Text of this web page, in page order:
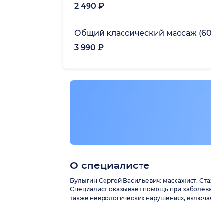
2 490 ₽
Общий классический массаж
3 990 ₽
О специалисте
Булыгин Сергей Васильевич: массажист.
Специалист оказывает помощь при
также неврологических нарушениях,